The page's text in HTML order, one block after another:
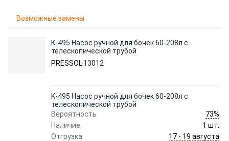
Возможные замены
K-495 Насос ручной для бочек 60-208л с
телескопической трубой
PRESSOL13012
K-495 Насос ручной для бочек 60-208л с
телескопической трубой
Вероятность
73%
Наличие
1 шт.
Отгрузка
17 - 19 августа